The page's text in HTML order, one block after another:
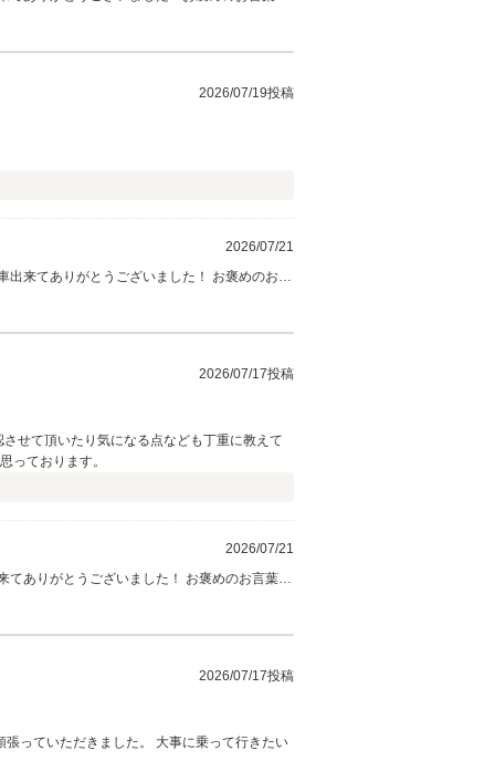
2026/07/19投稿
2026/07/21
来てありがとうございました！ お褒めのお言
2026/07/17投稿
せて頂いたり気になる点なども丁重に教えて
っております。
2026/07/21
ありがとうございました！ お褒めのお言葉、
2026/07/17投稿
っていただきました。 大事に乗って行きたい